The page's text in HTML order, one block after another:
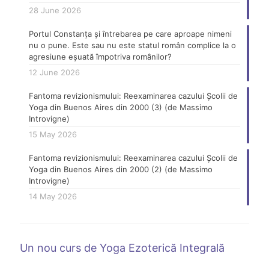
28 June 2026
Portul Constanța și întrebarea pe care aproape nimeni
nu o pune. Este sau nu este statul român complice la o
agresiune eșuată împotriva românilor?
12 June 2026
Fantoma revizionismului: Reexaminarea cazului Școlii de
Yoga din Buenos Aires din 2000 (3) (de Massimo
Introvigne)
15 May 2026
Fantoma revizionismului: Reexaminarea cazului Școlii de
Yoga din Buenos Aires din 2000 (2) (de Massimo
Introvigne)
14 May 2026
Un nou curs de Yoga Ezoterică Integrală